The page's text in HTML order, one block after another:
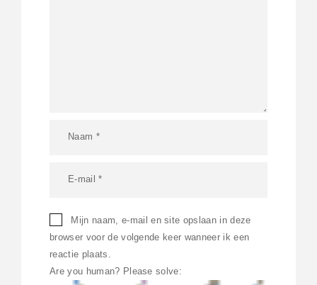
Mijn naam, e-mail en site opslaan in deze
browser voor de volgende keer wanneer ik een
reactie plaats.
Are you human? Please solve: